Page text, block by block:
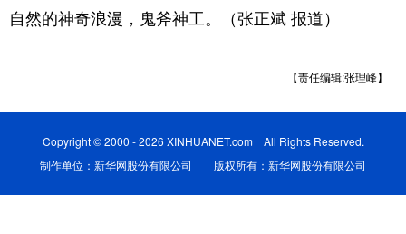
四川 贵州 云南
多语种频道
English Español Français عربى
自然的神奇浪漫，鬼斧神工。（张正斌 报道）
【责任编辑:张理峰】
Copyright © 2000 - 2026 XINHUANET.com All Rights Reserved.
制作单位：新华网股份有限公司 版权所有：新华网股份有限公司